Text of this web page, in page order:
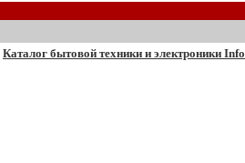
Каталог бытовой техники и электроники